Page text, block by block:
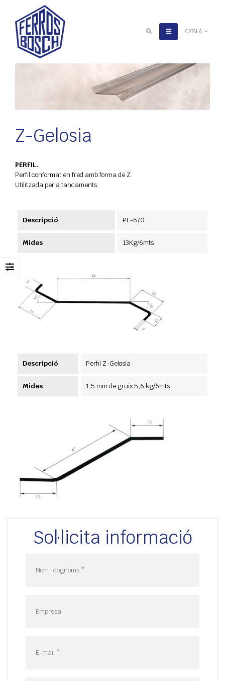
CATALÀ
Z-Gelosia
PERFIL.
Perfil conformat en fred amb forma de Z.
Utilitzada per a tancaments.
Descripció PE-570
Mides 13Kg/6mts
Descripció Perfil Z-Gelosía
Mides 1,5 mm de gruix 5,6 kg/6mts
Sol·licita informació